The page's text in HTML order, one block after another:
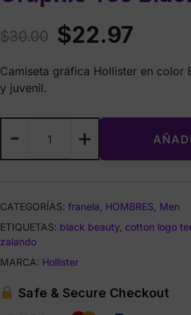
$30.00 Original
was:
$22.97
is:
Camiseta gráfica Hollister en color
y juvenil.
-
Co.
Cotton
Tee
Black
cantidad
+
CATEGORÍAS: franela HOMBRES Men
ETIQUETAS: black beauty cotton logo
zalando
MARCA: Hollister
Safe & Secure Checkout